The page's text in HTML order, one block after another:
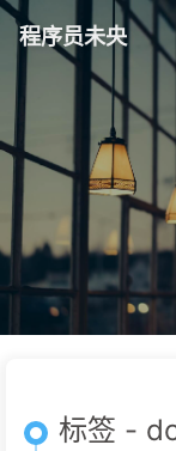
程序员未央
标签 -